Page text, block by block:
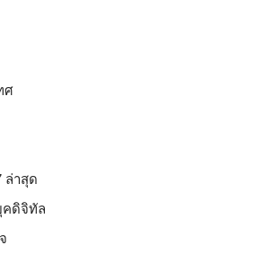
ศ
ล่าสุด
คดิจิทัล